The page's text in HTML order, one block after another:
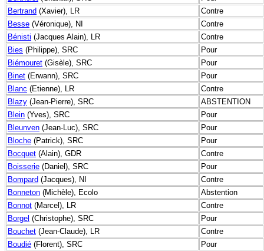
Bertrand (Xavier), LR
Contre
Besse (Véronique), NI
Contre
Bénisti (Jacques Alain), LR
Contre
Bies (Philippe), SRC
Pour
Biémouret (Gisèle), SRC
Pour
Binet (Erwann), SRC
Pour
Blanc (Etienne), LR
Contre
Blazy (Jean-Pierre), SRC
ABSTENTION
Blein (Yves), SRC
Pour
Bleunven (Jean-Luc), SRC
Pour
Bloche (Patrick), SRC
Pour
Bocquet (Alain), GDR
Contre
Boisserie (Daniel), SRC
Pour
Bompard (Jacques), NI
Contre
Bonneton (Michèle), Ecolo
Abstention
Bonnot (Marcel), LR
Contre
Borgel (Christophe), SRC
Pour
Bouchet (Jean-Claude), LR
Contre
Boudié (Florent), SRC
Pour